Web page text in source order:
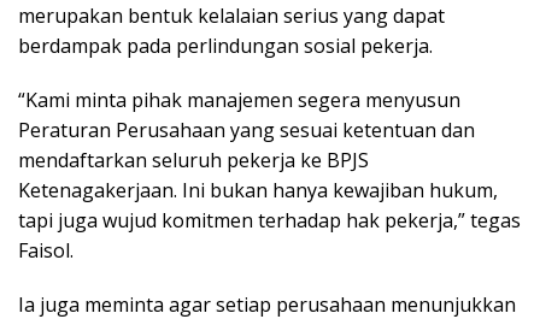
merupakan bentuk kelalaian serius yang dapat
berdampak pada perlindungan sosial pekerja.
“Kami minta pihak manajemen segera menyusun
Peraturan Perusahaan yang sesuai ketentuan dan
mendaftarkan seluruh pekerja ke BPJS
Ketenagakerjaan. Ini bukan hanya kewajiban hukum,
tapi juga wujud komitmen terhadap hak pekerja,” tegas
Faisol.
Ia juga meminta agar setiap perusahaan menunjukkan